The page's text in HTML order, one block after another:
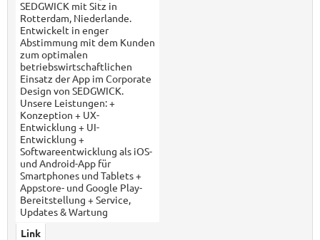
SEDGWICK mit Sitz in
Rotterdam, Niederlande.
Entwickelt in enger
Abstimmung mit dem Kunden
zum optimalen
betriebswirtschaftlichen
Einsatz der App im Corporate
Design von SEDGWICK.
Unsere Leistungen: +
Konzeption + UX-
Entwicklung + UI-
Entwicklung +
Softwareentwicklung als iOS-
und Android-App für
Smartphones und Tablets +
Appstore- und Google Play-
Bereitstellung + Service,
Updates & Wartung
Link